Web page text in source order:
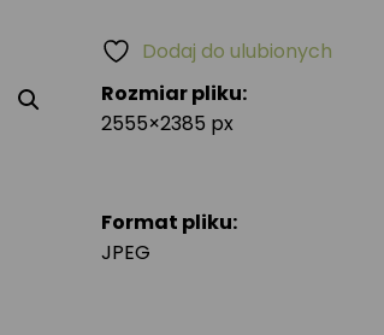
Rozmiar pliku:
2555×2385 px
Format pliku:
JPEG
Dodaj do ulubionych